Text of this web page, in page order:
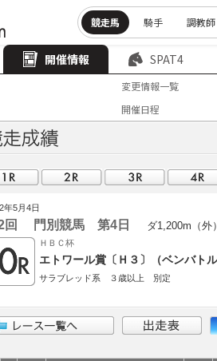
競走馬 騎手 調教師
開催情報 SPAT4
変更情報一覧
開催日程
年5月4日
回 門別競馬 第4日 ダ1,200m（外
ＨＢＣ杯
エトワール賞〔Ｈ３〕（ベンバト
サラブレッド系 ３歳以上 別定